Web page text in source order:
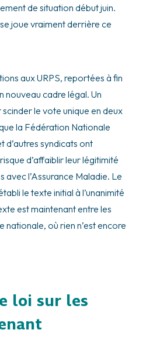
de situation début juin.
joue vraiment derrière ce
aux URPS, reportées à fin
nouveau cadre légal. Un
le vote unique en deux
la Fédération Nationale
d’autres syndicats ont
d’affaiblir leur légitimité
avec l’Assurance Maladie. Le
le texte initial à l’unanimité
est maintenant entre les
nationale, où rien n’est encore
loi sur les